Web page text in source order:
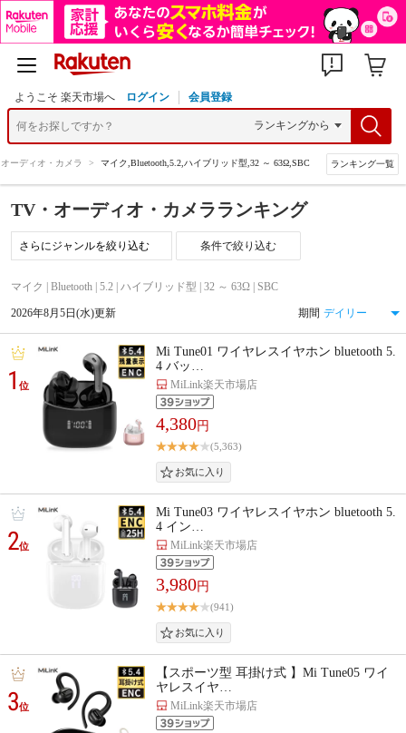
ようこそ 楽天市場へ ログイン 会員登録
ーディオ・カメラ > マイク,Bluetooth,5.2,ハイブリッド型,32 ～ 63Ω,SBC ランキング一覧
TV・オーディオ・カメラランキング
条件で絞り込む
マイク | Bluetooth | 5.2 | ハイブリッド型 | 32 ～ 63Ω | SBC
2026年8月5日(水)更新 期間
1位
Mi Tune01 ワイヤレスイヤホン bluetooth 5.
4 バッ…
MiLink楽天市場店
4,380円
(5,363)
2位
Mi Tune03 ワイヤレスイヤホン bluetooth 5.
4 イン…
MiLink楽天市場店
3,980円
(941)
3位
【スポーツ型 耳掛け式 】Mi Tune05 ワイ
ヤレスイヤ…
MiLink楽天市場店